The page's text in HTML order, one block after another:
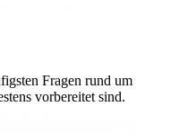
Fragen rund um
vorbereitet sind.